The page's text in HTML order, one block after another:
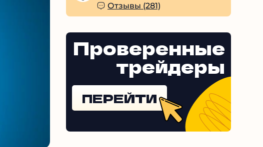
Отзывы (281)
Проверенные
трейдеры
ПЕРЕЙТИ